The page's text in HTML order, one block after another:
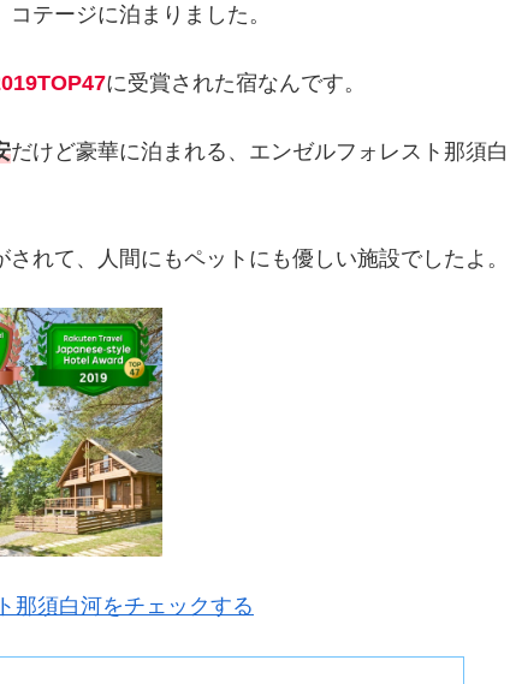
コテージに泊まりました。
に受賞された宿なんです。
だけど豪華に泊まれる、エンゼルフォレスト那須白
れて、人間にもペットにも優しい施設でしたよ。
那須白河をチェックする